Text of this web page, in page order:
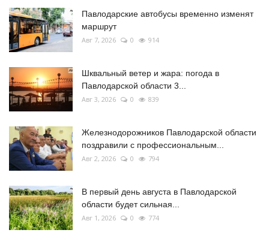
Павлодарские автобусы временно изменят
маршрут
Авг 7, 2026 0 914
Шквальный ветер и жара: погода в
Павлодарской области 3...
Авг 3, 2026 0 839
Железнодорожников Павлодарской области
поздравили с профессиональным...
Авг 2, 2026 0 794
В первый день августа в Павлодарской
области будет сильная...
Авг 1, 2026 0 774